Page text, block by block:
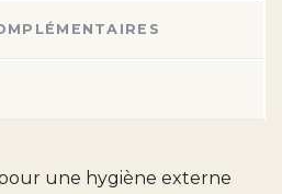
une hygiène externe